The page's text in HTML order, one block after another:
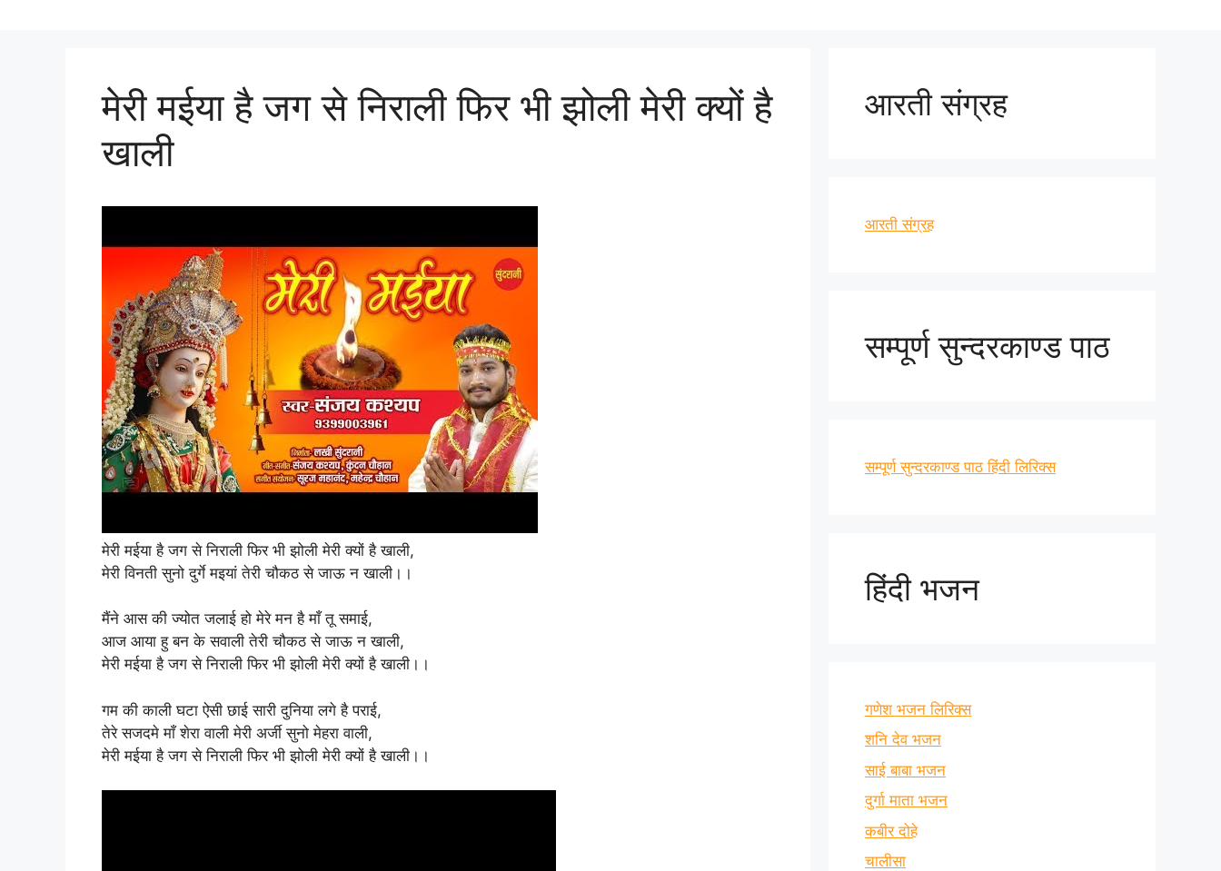
मेरी मईया है जग से निराली फिर भी झोली मेरी क्यों है
खाली
मेरी मईया है जग से निराली फिर भी झोली मेरी क्यों है खाली,
मेरी विनती सुनो दुर्गे मइयां तेरी चौकठ से जाऊ न खाली।।
मैंने आस की ज्योत जलाई हो मेरे मन है माँ तू समाई,
आज आया हु बन के सवाली तेरी चौकठ से जाऊ न खाली,
मेरी मईया है जग से निराली फिर भी झोली मेरी क्यों है खाली।।
गम की काली घटा ऐसी छाई सारी दुनिया लगे है पराई,
तेरे सजदमे माँ शेरा वाली मेरी अर्जी सुनो मेहरा वाली,
मेरी मईया है जग से निराली फिर भी झोली मेरी क्यों है खाली।।
आरती संग्रह
आरती संग्रह
सम्पूर्ण सुन्दरकाण्ड पाठ
सम्पूर्ण सुन्दरकाण्ड पाठ हिंदी लिरिक्स
हिंदी भजन
गणेश भजन लिरिक्स
शनि देव भजन
साई बाबा भजन
दुर्गा माता भजन
कबीर दोहे
चालीसा